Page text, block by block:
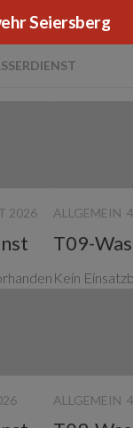
Seiersberg
2026 ALLGEMEIN
T09-
Kein
ALLGEMEIN